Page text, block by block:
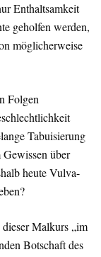
Enthaltsamkeit
geholfen werden,
möglicherweise
Folgen
Tabuisierung
Gewissen über
heute Vulva-
Malkurs „im
Botschaft des